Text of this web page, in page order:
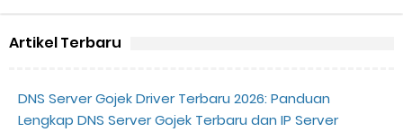
Artikel Terbaru
DNS Server Gojek Driver Terbaru 2026: Panduan
Lengkap DNS Server Gojek Terbaru dan IP Server